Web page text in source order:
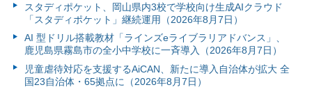
スタディポケット、岡山県内3校で学校向け生成AIクラウド
「スタディポケット」継続運用（2026年8月7日）
AI 型ドリル搭載教材「ラインズeライブラリアドバンス」、
鹿児島県霧島市の全小中学校に一斉導入（2026年8月7日）
児童虐待対応を支援するAiCAN、新たに導入自治体が拡大 全
国23自治体・65拠点に（2026年8月7日）